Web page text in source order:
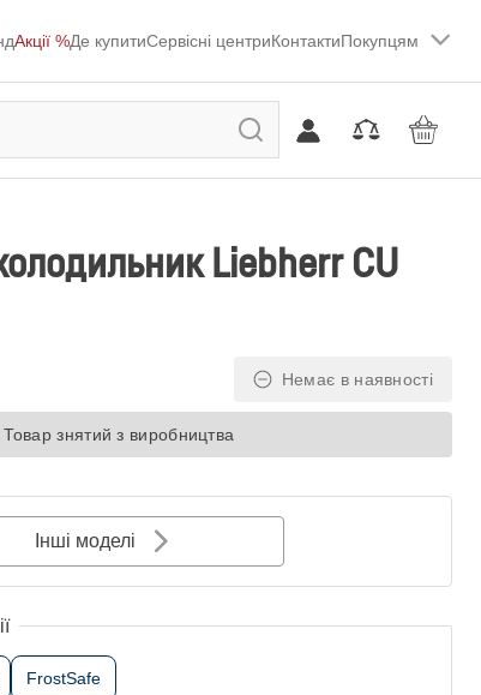
Акції %Де купитиСервісні центриКонтактиПокупцям
Liebherr CU
Немає в наявності
Товар знятий з виробництва
Інші моделі
FrostSafe